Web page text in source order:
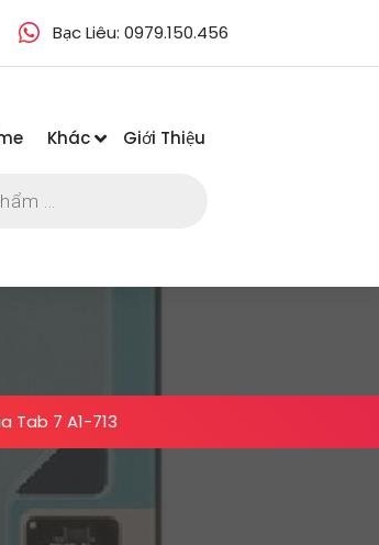
Bạc Liêu: 0979.150.456
Khác
Giới Thiệu
Tab 7 A1-713